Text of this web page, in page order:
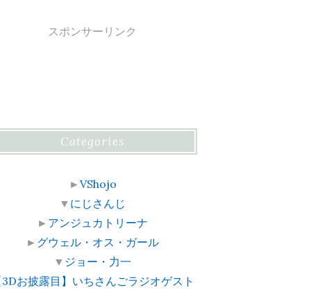
スポンサーリンク
Categories
►VShojo
▼ にじさんじ
► アンジュカトリーナ
► グウェル・オス・ガール
▼ ジョー・力一
3Dお披露目】いちさんごラジオゲスト